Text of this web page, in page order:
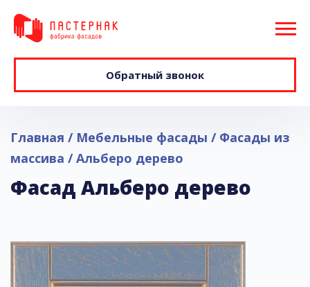
Обратный звонок
Главная Мебельные фасады
Фасады из
массива
Альберо дерево
Фасад Альберо дерево